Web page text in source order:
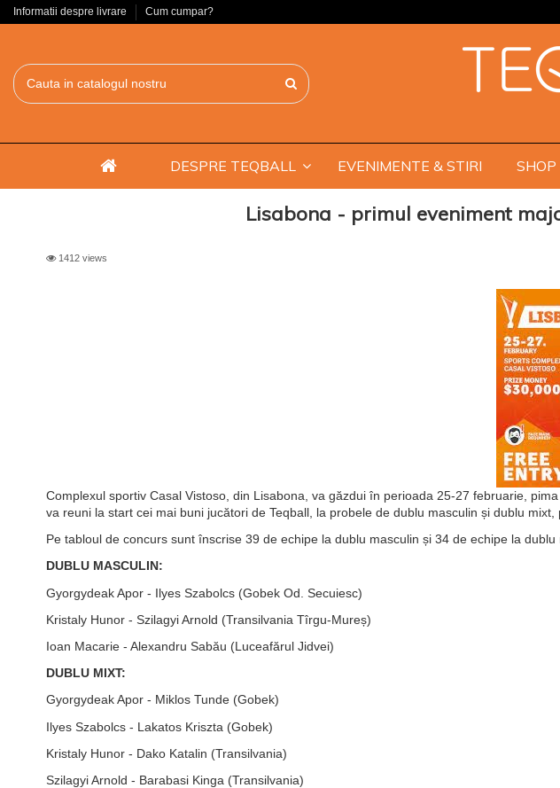
Informatii despre livrare Cum cumpar?
DESPRE TEQBALL EVENIMENTE & STIRI SHOP
Lisabona - primul eveniment
1412 views
Complexul sportiv Casal Vistoso, din Lisabona, va găzdui în perioada 25-27 februarie,
va reuni la start cei mai buni jucători de Teqball, la probele de dublu masculin și dublu
Pe tabloul de concurs sunt înscrise 39 de echipe la dublu masculin și 34 de echipe la
DUBLU MASCULIN:
Gyorgydeak Apor - Ilyes Szabolcs (Gobek Od. Secuiesc)
Kristaly Hunor - Szilagyi Arnold (Transilvania Tîrgu-Mureș)
Ioan Macarie - Alexandru Sabău (Luceafărul Jidvei)
DUBLU MIXT:
Gyorgydeak Apor - Miklos Tunde (Gobek)
Ilyes Szabolcs - Lakatos Kriszta (Gobek)
Kristaly Hunor - Dako Katalin (Transilvania)
Szilagyi Arnold - Barabasi Kinga (Transilvania)